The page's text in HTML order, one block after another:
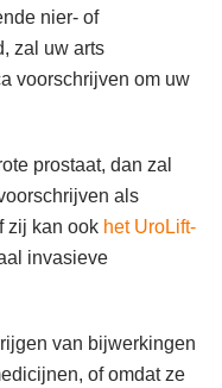
nier- of
zal uw arts
voorschrijven om uw
prostaat, dan zal
als
zij kan ook het UroLift-
invasieve
van bijwerkingen
of omdat ze